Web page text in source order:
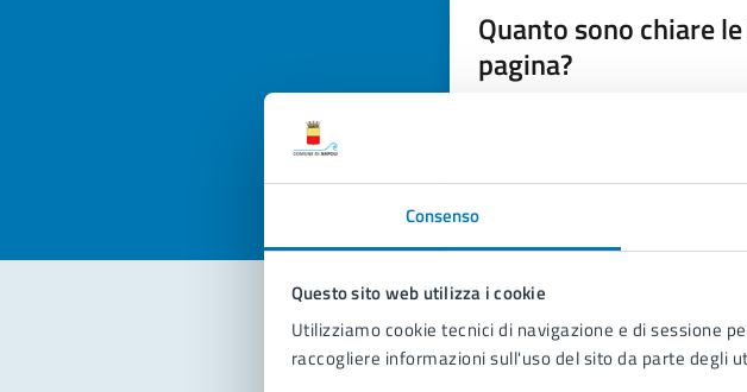
Consenso
Questo sito web utilizza i cookie
Utilizziamo cookie tecnici di navigazione e di sessione
raccogliere informazioni sull'uso del sito da parte degli
Quanto sono chiare
pagina?
Contatta il comune